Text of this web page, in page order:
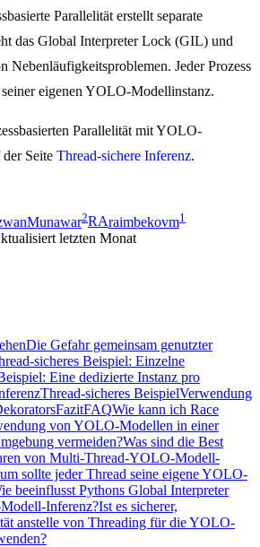
Parallelität erstellt separate
das Global Interpreter Lock (GIL) und
Nebenläufigkeitsproblemen. Jeder Prozess
eigenen YOLO-Modellinstanz.
Parallelität mit YOLO-
Seite Thread-sichere Inferenz.
2RAraimbekovm1
letzten Monat
Die Gefahr gemeinsam genutzter
sicheres Beispiel: Einzelne
Eine dedizierte Instanz pro
Thread-sicheres BeispielVerwendung
FazitFAQWie kann ich Race
von YOLO-Modellen in einer
vermeiden?Was sind die Best
von Multi-Thread-YOLO-Modell-
sollte jeder Thread seine eigene YOLO-
beeinflusst Pythons Global Interpreter
Inferenz?Ist es sicherer,
anstelle von Threading für die YOLO-